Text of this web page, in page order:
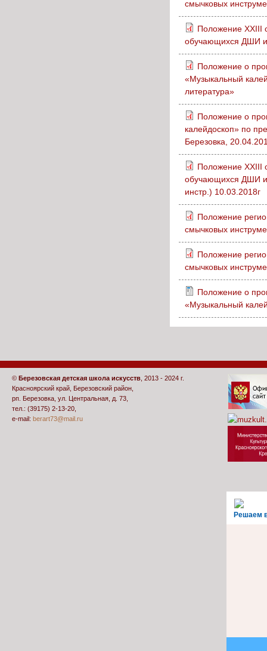
смычковых
Положение XXIII
обучающихся
Положение о
«Музыкальный
литература»
Положение о
калейдоскоп» по
Березовка,
Положение XXIII
обучающихся ДШИ
инстр.) 10.03.2018г
Положение
смычковых
Положение
смычковых
Положение о
«Музыкальный
© Березовская детская школа искусств , 2013 - 2024 г.
Красноярский край, Березовский район,
рп. Березовка, ул. Центральная, д. 73,
тел.: (39175) 2-13-20,
e-mail: berart73@mail.ru
Решаем